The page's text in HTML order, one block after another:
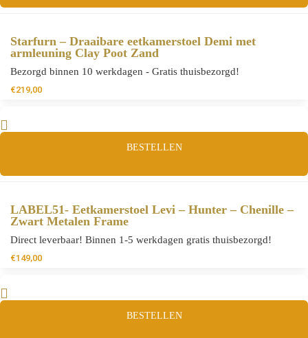
Starfurn – Draaibare eetkamerstoel Demi met
armleuning Clay Poot Zand
Bezorgd binnen 10 werkdagen - Gratis thuisbezorgd!
€219,00
BESTELLEN
LABEL51- Eetkamerstoel Levi – Hunter – Chenille –
Zwart Metalen Frame
Direct leverbaar! Binnen 1-5 werkdagen gratis thuisbezorgd!
€149,00
BESTELLEN